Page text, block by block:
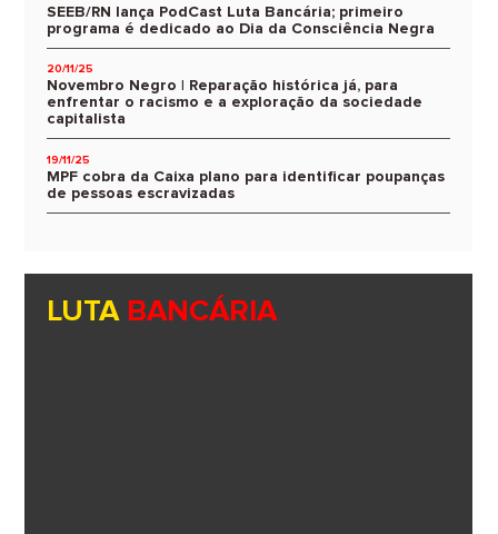
SEEB/RN lança PodCast Luta Bancária; primeiro
programa é dedicado ao Dia da Consciência Negra
20/11/25
Novembro Negro | Reparação histórica já, para
enfrentar o racismo e a exploração da sociedade
capitalista
19/11/25
MPF cobra da Caixa plano para identificar poupanças
de pessoas escravizadas
LUTA BANCÁRIA